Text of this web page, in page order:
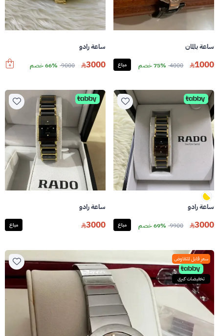
ساعة بالمان
1000
4000 75% خصم مباع
ساعة رادو
3000
9000 66% خصم
ساعة رادو
3000
9900 69% خصم مباع
ساعة رادو
3000 مباع
سعر قابل للتفاوض
تخفيضات كبرى